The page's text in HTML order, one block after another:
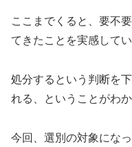
ここまでくると、要不
てきたことを実感してい
処分するという判断を
れる、ということがわ
今回、選別の対象にな